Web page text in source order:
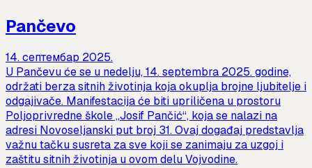
Pančevo
14. септембар 2025.
U Pančevu će se u nedelju, 14. septembra 2025. godine,
održati berza sitnih životinja koja okuplja brojne ljubitelje i
odgajivače. Manifestacija će biti upriličena u prostoru
Poljoprivredne škole „Josif Pančić“, koja se nalazi na
adresi Novoseljanski put broj 31. Ovaj događaj predstavlja
važnu tačku susreta za sve koji se zanimaju za uzgoj i
zaštitu sitnih životinja u ovom delu Vojvodine.